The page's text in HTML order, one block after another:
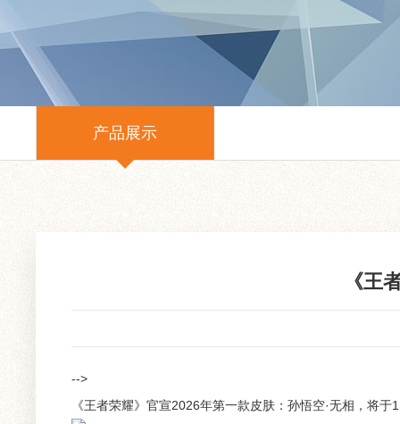
产品展示
《王
-->
《王者荣耀》官宣2026年第一款皮肤：孙悟空·无相，将于